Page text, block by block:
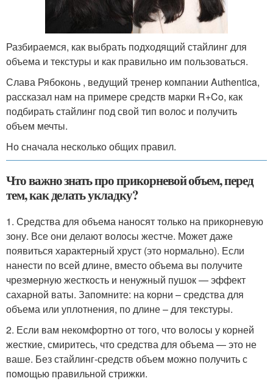
Разбираемся, как выбрать подходящий стайлинг для
объема и текстуры и как правильно им пользоваться.
Слава Рябоконь , ведущий тренер компании Authentica,
рассказал нам на примере средств марки R+Co, как
подбирать стайлинг под свой тип волос и получить
объем мечты.
Но сначала несколько общих правил.
Что важно знать про прикорневой объем, перед
тем, как делать укладку?
1. Средства для объема наносят только на прикорневую
зону. Все они делают волосы жестче. Может даже
появиться характерный хруст (это нормально). Если
нанести по всей длине, вместо объема вы получите
чрезмерную жесткость и ненужный пушок — эффект
сахарной ваты. Запомните: на корни – средства для
объема или уплотнения, по длине – для текстуры.
2. Если вам некомфортно от того, что волосы у корней
жесткие, смиритесь, что средства для объема — это не
ваше. Без стайлинг-средств объем можно получить с
помощью правильной стрижки.